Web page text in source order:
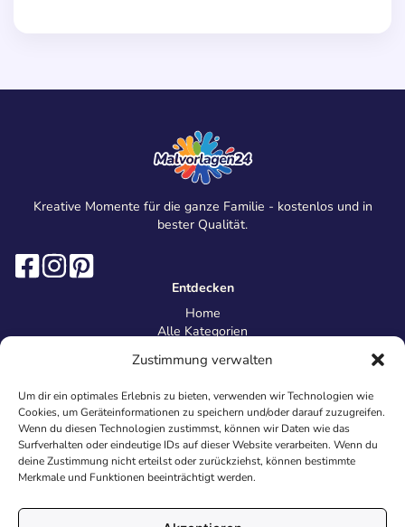
Zustimmung verwalten
Um dir ein optimales Erlebnis zu bieten, verwenden wir Technologien wie
Cookies, um Geräteinformationen zu speichern und/oder darauf zuzugreifen.
Wenn du diesen Technologien zustimmst, können wir Daten wie das
Surfverhalten oder eindeutige IDs auf dieser Website verarbeiten. Wenn du
deine Zustimmung nicht erteilst oder zurückziehst, können bestimmte
Merkmale und Funktionen beeinträchtigt werden.
Kreative Momente für die ganze Familie - kostenlos und in
bester Qualität.
Entdecken
Home
Alle Kategorien
Information
Über uns
Kontakt
Inhaltsrichtlinien
Recht & Datenschutz
Impressum
AGB